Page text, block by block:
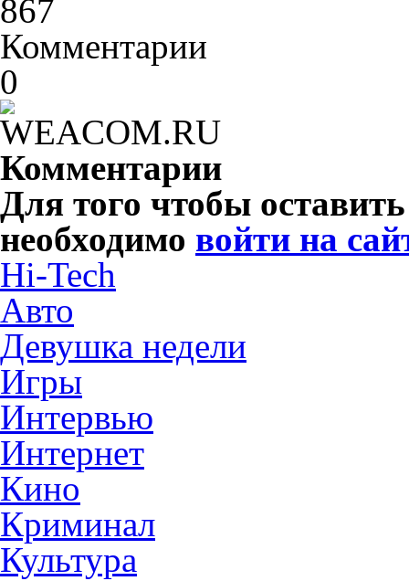
867
Комментарии
0
Комментарии
Для того чтобы
необходимо войти на
Hi-Tech
Авто
Девушка недели
Игры
Интервью
Интернет
Кино
Криминал
Культура